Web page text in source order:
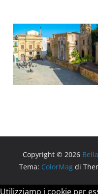
Copyright © 2026
Tema: ColorMag di
Utilizziamo i cookie per